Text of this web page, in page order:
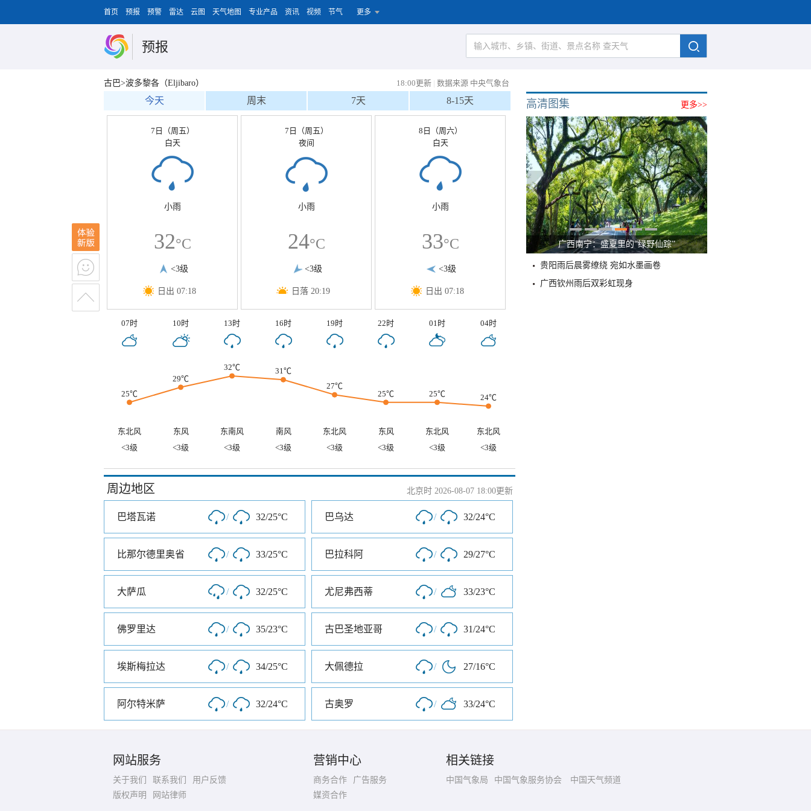
首页 预报 预警 雷达 云图 天气地图 专业产品 资讯 视频 节气 更多
预报
古巴>波多黎各（Eljibaro） 18:00更新 | 数据来源 中央气象台
今天 周末 7天 8-15天
7日（周五）
白天
小雨
32°C
<3级
日出 07:18
7日（周五）
夜间
小雨
24°C
<3级
日落 20:19
8日（周六）
白天
小雨
33°C
<3级
日出 07:18
07时 10时 13时 16时 19时 22时 01时 04时
25℃
29℃
32℃
31℃
27℃
25℃
25℃ 24℃
东北风 东风 东南风 南风 东北风 东风 东北风
东北风
<3级
<3级 <3级 <3级 <3级 <3级 <3级 <3级
周边地区 北京时 2026-08-07 18:00更新
巴塔瓦诺 / 32/25°C 巴乌达 / 32/24°C
比那尔德里奥省 / 33/25°C 巴拉科阿 / 29/27°C
大萨瓜 / 32/25°C 尤尼弗西蒂 / 33/23°C
佛罗里达 / 35/23°C 古巴圣地亚哥 / 31/24°C
埃斯梅拉达 / 34/25°C 大佩德拉 / 27/16°C
阿尔特米萨 / 32/24°C 古奥罗 / 33/24°C
更多>>
高清图集
广西南宁：盛夏里的“绿野仙踪”
贵阳雨后晨雾缭绕 宛如水墨画卷
广西钦州雨后双彩虹现身
网站服务
关于我们 联系我们
用户反馈
版权声明
网站律师
营销中心
商务合作
广告服务
媒资合作
相关链接
中国气象局 中国气象服务协会 中国天气频道